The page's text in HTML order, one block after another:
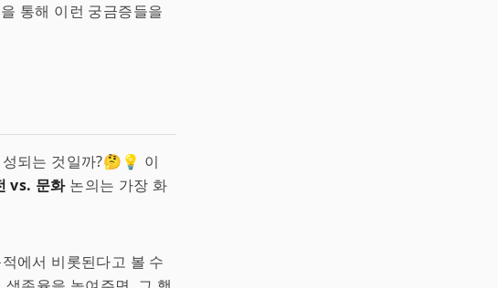
통해 이런 궁금증들을
되는 것일까?🤔💡 이
vs. 문화논의는 가장 화
에서 비롯된다고 볼 수